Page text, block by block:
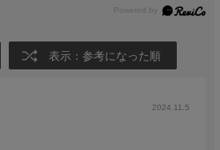
表示：参考になった順
2024.11.5